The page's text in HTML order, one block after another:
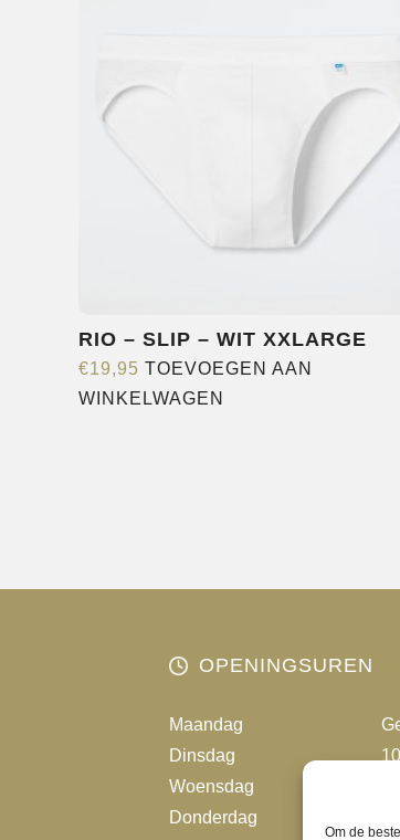
Om de
RIO – SLIP – WIT XXLARGE
€19,95 TOEVOEGEN AAN
WINKELWAGEN
OPENINGSUREN
Maandag
Dinsdag
Woensdag
Donderdag